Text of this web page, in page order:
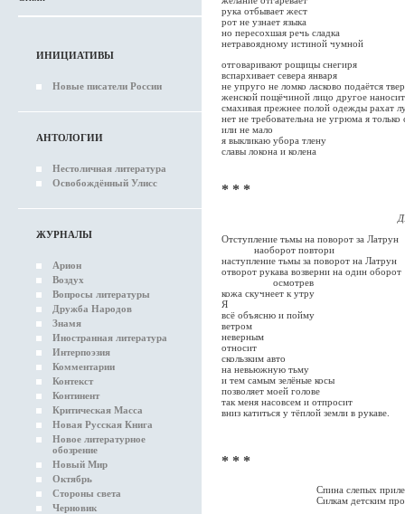
ИНИЦИАТИВЫ
Новые писатели России
АНТОЛОГИИ
Нестоличная литература
Освобождённый Улисс
ЖУРНАЛЫ
Арион
Воздух
Вопросы литературы
Дружба Народов
Знамя
Иностранная литература
Интерпоэзия
Комментарии
Контекст
Континент
Критическая Масса
Новая Русская Книга
Новое литературное
обозрение
Новый Мир
Октябрь
Стороны света
Черновик
рука отбывает жест
рот не узнает языка
но пересохшая речь сладка
нетравоядному истиной чумной
отговаривают рощицы снегиря
вспархивает севера января
не упруго не ломко ласково подаётся
женской пощёчиной лицо другое
смахивая прежнее полой одежды рахат
нет не требовательна не угрюма я
или не мало
я выкликаю убора тлену
славы локона и колена
* * *
Д.
Отступление тьмы на поворот за Латрун
наоборот повтори
наступление тьмы за поворот на Латрун
отворот рукава возверни на один оборот
осмотрев
кожа скучнеет к утру
Я
всё объясню и пойму
ветром
неверным
относит
скользким авто
на невьюжную тьму
и тем самым зелёные косы
позволяет моей голове
так меня насовсем и отпросит
вниз катиться у тёплой земли в рукаве.
* * *
Спина слепых
Силкам детским прорех не